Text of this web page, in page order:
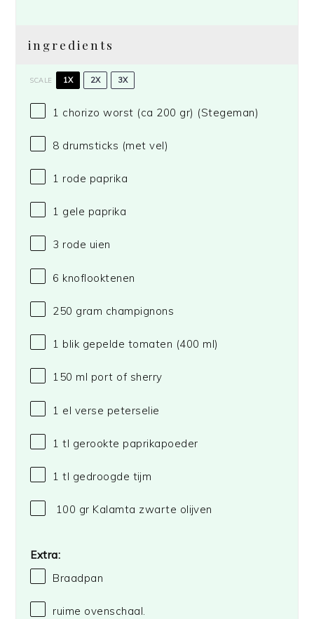
ingredients
SCALE 1X 2X 3X
1 chorizo worst (ca 200 gr) (Stegeman)
8 drumsticks (met vel)
1 rode paprika
1 gele paprika
3 rode uien
6 knoflooktenen
250 gram champignons
1 blik gepelde tomaten (400 ml)
150 ml port of sherry
1 el verse peterselie
1 tl gerookte paprikapoeder
1 tl gedroogde tijm
100 gr Kalamta zwarte olijven
Extra:
Braadpan
ruime ovenschaal.